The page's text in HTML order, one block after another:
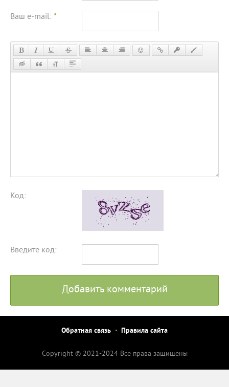
Ваш e-mail: *
Код:
Введите код:
Добавить комментарий
Обратная связь Правила сайта
Copyright © 2021-2024 Все права защищены